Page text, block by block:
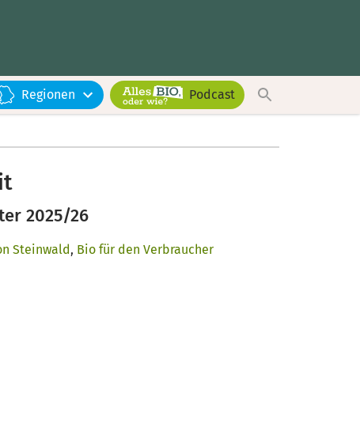
Regionen Podcast
2025/26
Steinwald, Bio für den Verbraucher